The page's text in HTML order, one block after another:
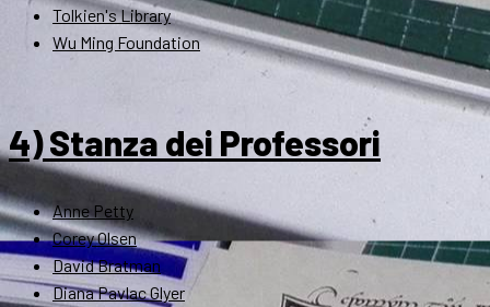
Tolkien's Library
Wu Ming Foundation
4) Stanza dei Professori
Anne Petty
Corey Olsen
David Bratman
Diana Pavlac Glyer